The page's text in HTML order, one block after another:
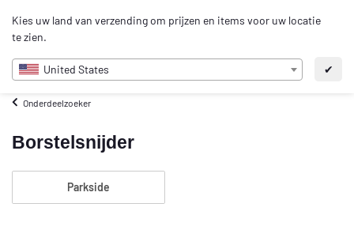
Kies uw land van verzending om prijzen en items voor uw locatie
te zien.
United States ✔
NL
Onderdeelzoeker
Borstelsnijder
Parkside